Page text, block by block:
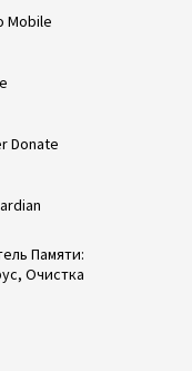
Mobile
Donate
Памяти:
Очистка